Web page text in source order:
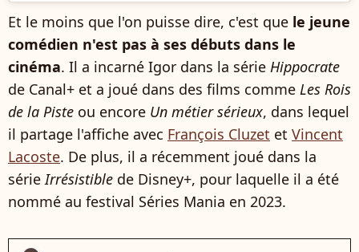
Et le moins que l'on puisse dire, c'est que le jeune
comédien n'est pas à ses débuts dans le
cinéma. Il a incarné Igor dans la série Hippocrate
de Canal+ et a joué dans des films comme Les Rois
de la Piste ou encore Un métier sérieux, dans lequel
il partage l'affiche avec François Cluzet et Vincent
Lacoste. De plus, il a récemment joué dans la
série Irrésistible de Disney+, pour laquelle il a été
nommé au festival Séries Mania en 2023.